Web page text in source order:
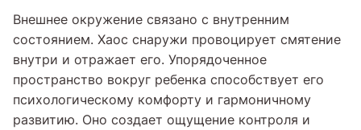
Внешнее окружение связано с внутренним
состоянием. Хаос снаружи провоцирует смятение
внутри и отражает его. Упорядоченное
пространство вокруг ребенка способствует его
психологическому комфорту и гармоничному
развитию. Оно создает ощущение контроля и